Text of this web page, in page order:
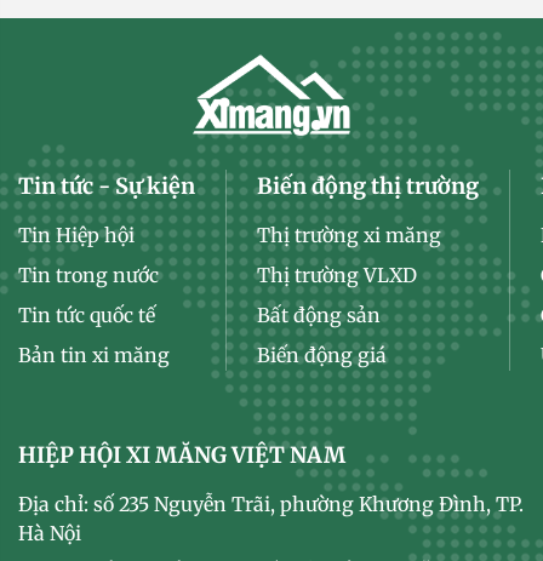
Tin tức - Sự kiện
Tin Hiệp hội
Tin trong nước
Tin tức quốc tế
Bản tin xi măng
Biến động thị trường
Thị trường xi măng
Thị trường VLXD
Bất động sản
Biến động giá
HIỆP HỘI XI MĂNG VIỆT NAM
Địa chỉ: số 235 Nguyễn Trãi, phường Khương Đình, TP.
Hà Nội